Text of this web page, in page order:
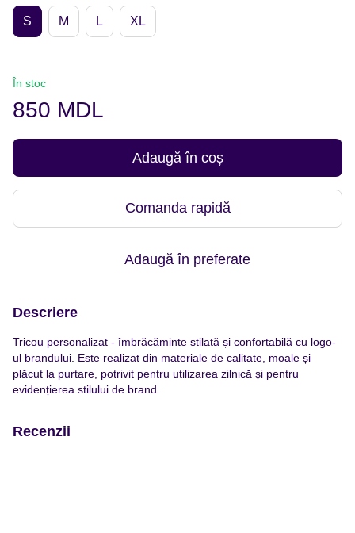
S M L XL
În stoc
850 MDL
Adaugă în coș
Comanda rapidă
Adaugă în preferate
Descriere
Tricou personalizat - îmbrăcăminte stilată și confortabilă cu logo-
ul brandului. Este realizat din materiale de calitate, moale și
plăcut la purtare, potrivit pentru utilizarea zilnică și pentru
evidențierea stilului de brand.
Recenzii